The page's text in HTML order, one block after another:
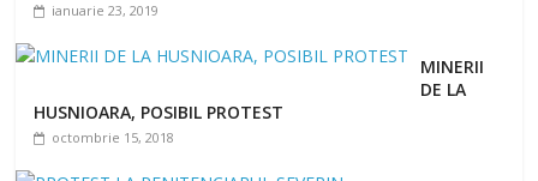
ianuarie 23, 2019
MINERII
DE LA
HUSNIOARA, POSIBIL PROTEST
octombrie 15, 2018